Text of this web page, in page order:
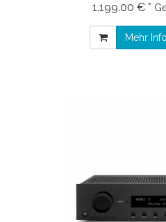
1.199.00 € *
Mehr